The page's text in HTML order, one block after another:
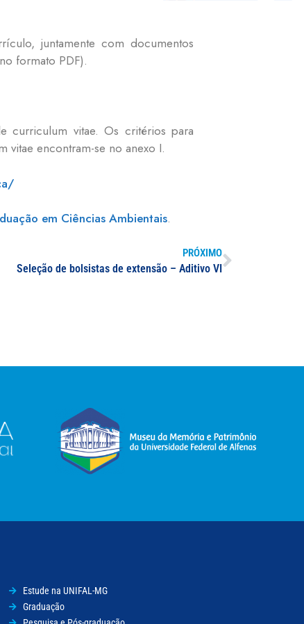
juntamente com documentos
formato PDF).
curriculum vitae. Os critérios para
vitae encontram-se no anexo I.
em Ciências Ambientais.
PRÓXIMO
Seleção de bolsistas de extensão – Aditivo VI
Estude na UNIFAL-MG
Graduação